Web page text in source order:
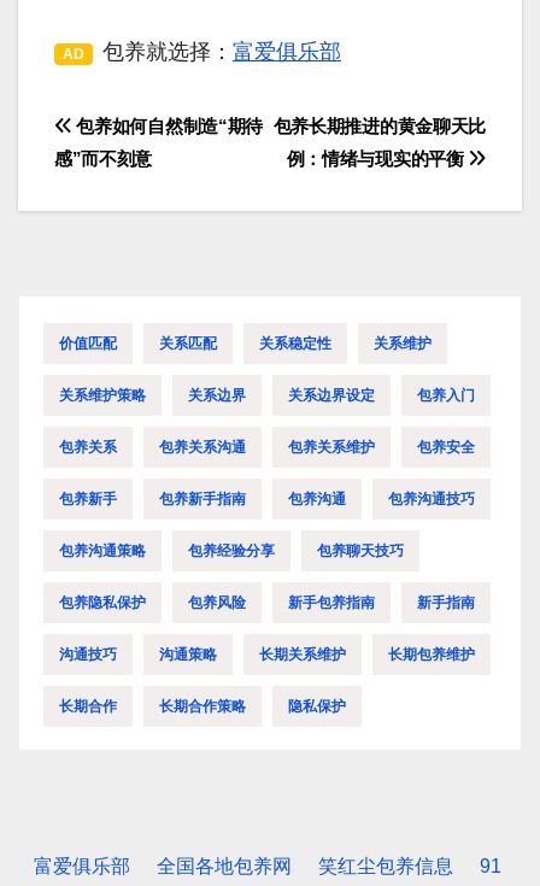
AD 包养就选择： 富爱俱乐部
文
导
包养长期推进的黄金聊天比
例：情绪与现实的平衡
包养如何自然制造“期待
感”而不刻意
价值匹配 关系匹配 关系稳定性 关系维护
关系维护策略 关系边界 关系边界设定 包养入门
包养关系 包养关系沟通 包养关系维护 包养安全
包养新手 包养新手指南 包养沟通 包养沟通技巧
包养沟通策略 包养经验分享 包养聊天技巧
包养隐私保护 包养风险 新手包养指南 新手指南
沟通技巧 沟通策略 长期关系维护 长期包养维护
长期合作 长期合作策略 隐私保护
富爱俱乐部 全国各地包养网 笑红尘包养信息 91